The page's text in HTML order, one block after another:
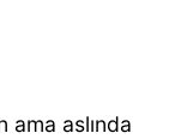
aslında